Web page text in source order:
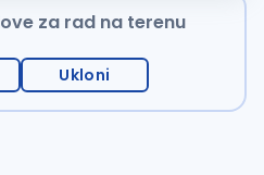
za rad na terenu
Ukloni